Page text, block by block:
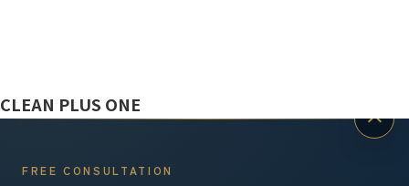
CLEAN PLUS ONE
FREE CONSULTATION